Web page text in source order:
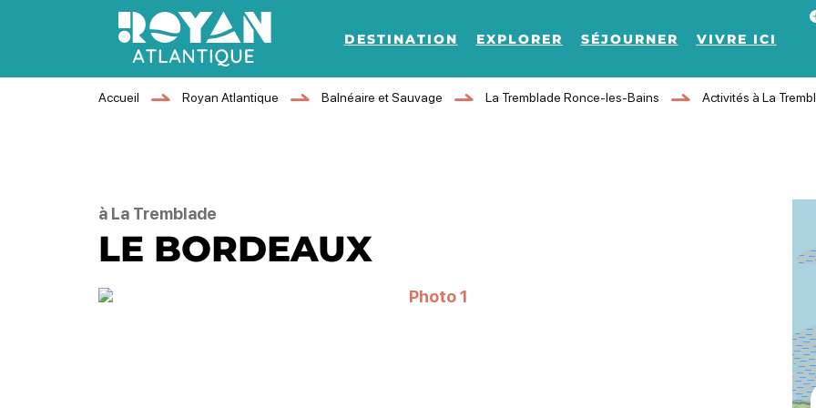
Royan Atlantique
DESTINATION EXPLORER SÉJOURNER VIVRE ICI
Accueil Royan Atlantique Balnéaire et Sauvage La Tremblade Ronce-les-Bains Activités à La
à La Tremblade
LE BORDEAUX
Photo 1, © Le Bordeaux